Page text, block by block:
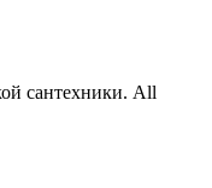
сантехники. All